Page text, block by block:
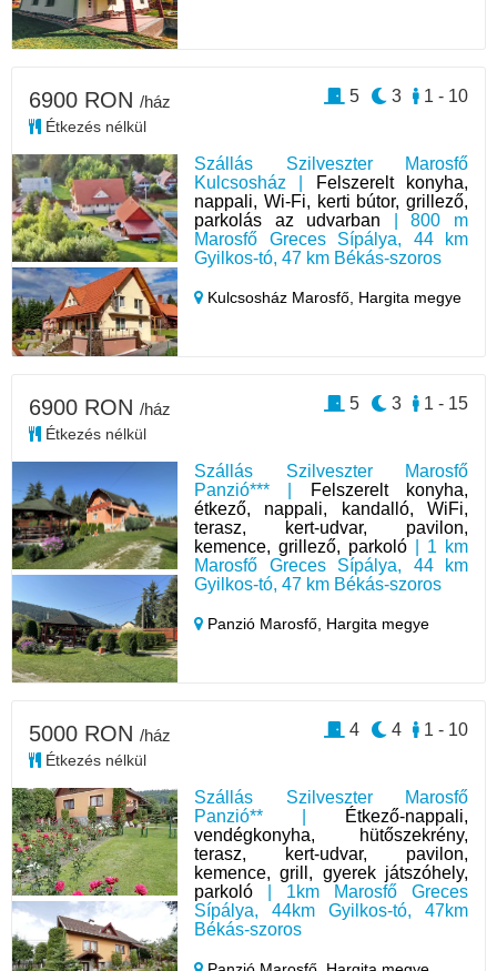
Szállás Szilveszter Marosfő
Kulcsosház |
Felszerelt konyha,
nappali, Wi-Fi, kerti bútor, grillező,
parkolás az udvarban | 800 m
Marosfő Greces Sípálya, 44 km
Gyilkos-tó, 47 km Békás-szoros
Kulcsosház Marosfő, Hargita megye
6900 RON /ház
Étkezés nélkül
1 - 10
3
5
Szállás Szilveszter Marosfő
Panzió*** |
Felszerelt konyha,
étkező, nappali, kandalló, WiFi,
terasz, kert-udvar, pavilon,
kemence, grillező, parkoló | 1 km
Marosfő Greces Sípálya, 44 km
Gyilkos-tó, 47 km Békás-szoros
Panzió Marosfő, Hargita megye
6900 RON /ház
Étkezés nélkül
1 - 15
3
5
Szállás Szilveszter Marosfő
Panzió** |
Étkező-nappali,
vendégkonyha, hütőszekrény,
terasz, kert-udvar, pavilon,
kemence, grill, gyerek játszóhely,
parkoló | 1km Marosfő Greces
Sípálya, 44km Gyilkos-tó, 47km
Békás-szoros
5000 RON /ház
Étkezés nélkül
1 - 10
4
4